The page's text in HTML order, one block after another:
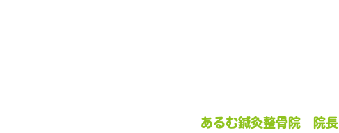
あるむ鍼灸整骨院 院長